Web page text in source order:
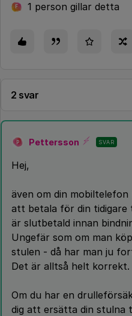
F 1 person gillar detta
2 svar
P Pettersson SVAR
Hej,
även om din
att betala för din tidigare
är slutbetald innan
Ungefär som om man
stulen - då har man ju
Det är alltså helt korrekt.
Om du har en
dig att ersätta din stulna